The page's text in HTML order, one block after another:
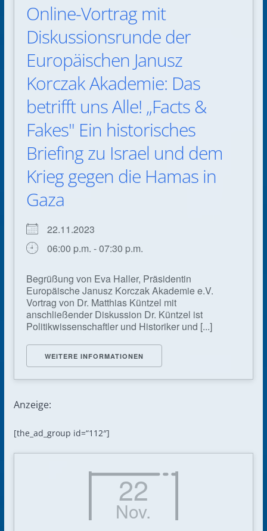
Online-Vortrag mit
Diskussionsrunde der
Europäischen Janusz
Korczak Akademie: Das
betrifft uns Alle! „Facts &
Fakes" Ein historisches
Briefing zu Israel und dem
Krieg gegen die Hamas in
Gaza
22.11.2023
06:00 p.m. - 07:30 p.m.
Begrüßung von Eva Haller, Präsidentin
Europäische Janusz Korczak Akademie e.V.
Vortrag von Dr. Matthias Küntzel mit
anschließender Diskussion Dr. Küntzel ist
Politikwissenschaftler und Historiker und [...]
WEITERE INFORMATIONEN
Anzeige:
[the_ad_group id=“112″]
22
Nov.